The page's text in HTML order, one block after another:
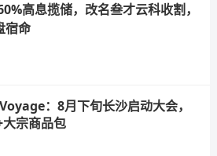
高息揽储，改名叁才云科收割，
宿命
：8月下旬长沙启动大会，
大宗商品包